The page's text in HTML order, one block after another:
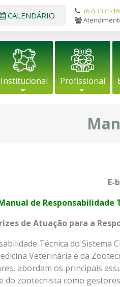
CALENDÁRIO
(67) 3331-
Institucional Profissional
E-
de Responsabilidade
de Atuação para a
Técnica do
Veterinária e da
abordam os principais
zootecnista como